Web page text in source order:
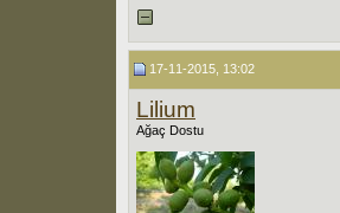
17-11-2015, 13:02
Lilium
Ağaç Dostu